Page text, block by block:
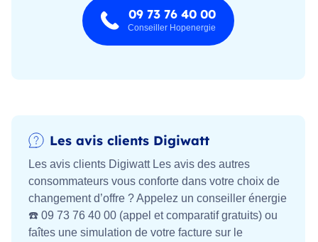
09 73 76 40 00
Conseiller Hopenergie
Les avis clients Digiwatt
Les avis clients Digiwatt Les avis des autres
consommateurs vous conforte dans votre choix de
changement d’offre ? Appelez un conseiller énergie
☎️ 09 73 76 40 00 (appel et comparatif gratuits) ou
faîtes une simulation de votre facture sur le